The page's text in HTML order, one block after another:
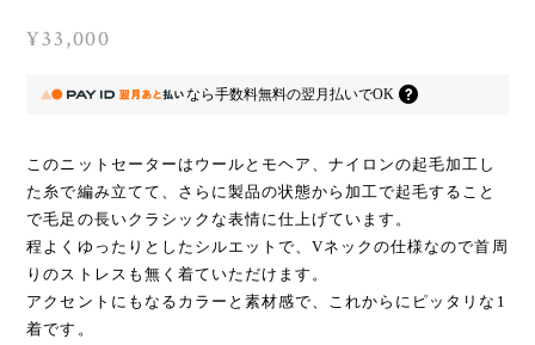
¥33,000
なら手数料無料の翌月払いでOK
このニットセーターはウールとモヘア、ナイロンの起毛加工し
た糸で編み立てて、さらに製品の状態から加工で起毛すること
で毛足の長いクラシックな表情に仕上げています。
程よくゆったりとしたシルエットで、Vネックの仕様なので首周
りのストレスも無く着ていただけます。
アクセントにもなるカラーと素材感で、これからにピッタリな1
着です。